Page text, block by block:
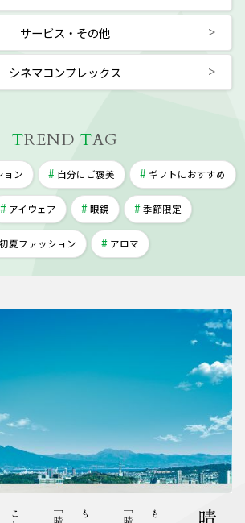
サービス・その他
シネマコンプレックス
TREND TAG
ョン 自分にご褒美 ギフトにおすすめ
アイウェア 眼鏡 季節限定
初夏ファッション アロマ